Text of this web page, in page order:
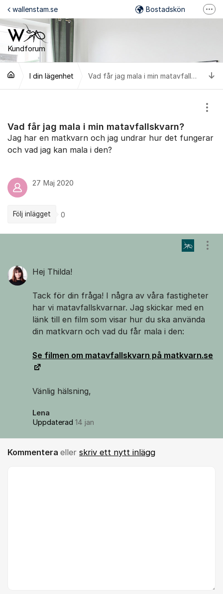
Hoppa till innehåll
Kundforum
wallenstam.se Bostadskön
Wallenstam på Facebook
I din lägenhet Vad får jag mala i min matavfallskvarn?
Vad får jag mala i min matavfallskvarn?
Jag har en matkvarn och jag undrar hur det fungerar
och vad jag kan mala i den?
27 Maj 2020
Följ inlägget 0
Hej Thilda!
Tack för din fråga! I några av våra fastigheter
har vi matavfallskvarnar. Jag skickar med en
länk till en film som visar hur du ska använda
din matkvarn och vad du får mala i den:
Se filmen om matavfallskvarn på matkvarn.se
Vänlig hälsning,
Lena
Uppdaterad 14 jan
Kommentera eller skriv ett nytt inlägg